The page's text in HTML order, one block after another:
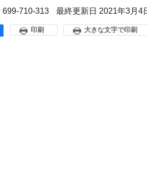
699-710-313 最終更新日 2021年3月4
印刷 大きな文字で印刷